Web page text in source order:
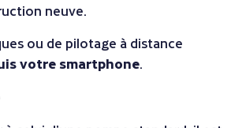
neuve.
ou de pilotage à distance
votre smartphone.